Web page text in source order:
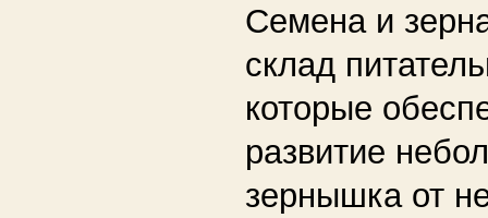
Семена и
склад
которые
развитие
зернышка от